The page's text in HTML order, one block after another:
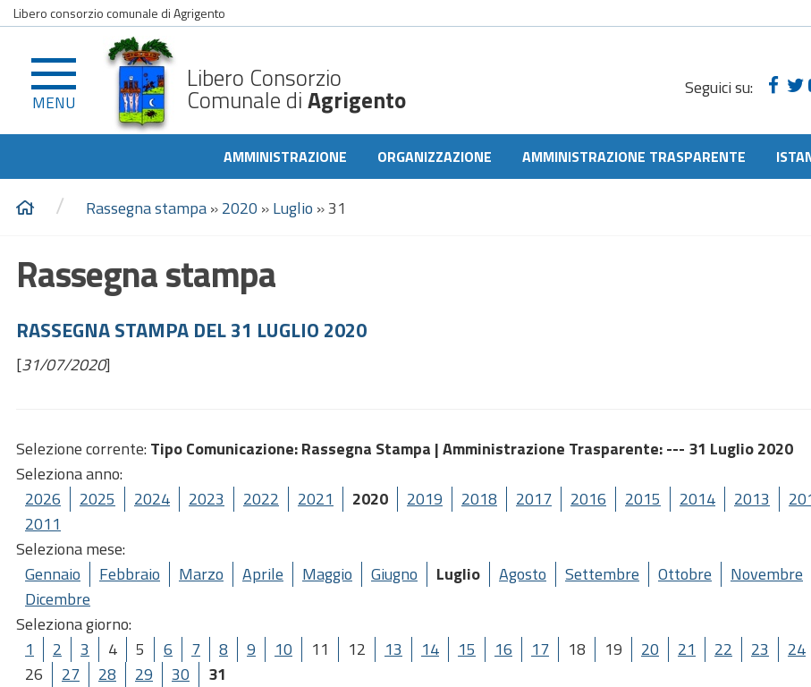
Libero consorzio comunale di Agrigento
MENU
Libero Consorzio
Comunale diAgrigento Seguici su:
AMMINISTRAZIONE ORGANIZZAZIONE AMMINISTRAZIONE TRASPARENTE
/ Rassegna stampa»2020 »Luglio »31
Rassegna stampa
RASSEGNA STAMPA DEL 31 LUGLIO 2020
[31/07/2020]
Selezione corrente: Tipo Comunicazione: Rassegna Stampa |Amministrazione Trasparente: --- 31 Luglio 2020
Seleziona anno:
2026
2025 2024 2023 2022 2021 2020 2019 2018 2017 2016 2015 2014 2013
2011
Seleziona mese:
Gennaio
Febbraio Marzo Aprile Maggio Giugno Luglio Agosto Settembre Ottobre
Novembre
Dicembre
Seleziona giorno:
1
2 3 4 5 6 7 8 9 10 11 12 13 14 15 16 17 18 19 20 21 22 23 24
26
27 28 29 30 31